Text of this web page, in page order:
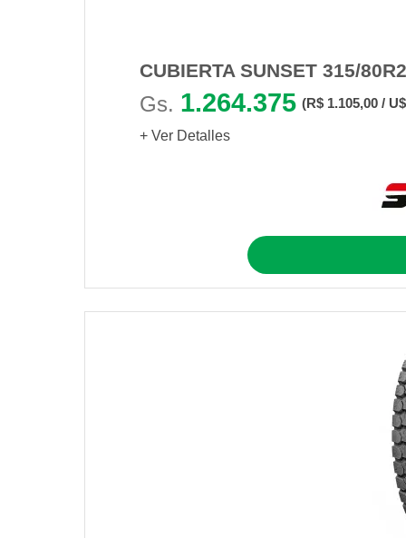
CUBIERTA SUNSET 315/
Gs. 1.264.375 (R$ 1.105,00 /
+ Ver Detalles